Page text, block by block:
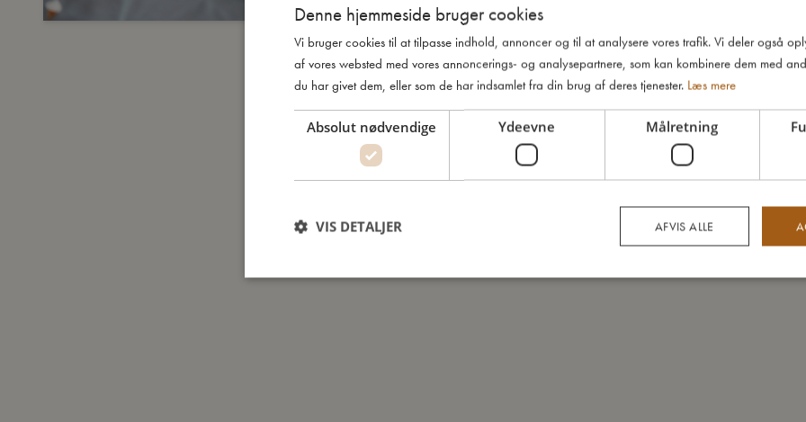
Denne hjemmeside bruger cookies
Vi bruger cookies til at tilpasse indhold, annoncer og til at analysere vores trafik. Vi deler også
af vores websted med vores annoncerings- og analysepartnere, som kan kombinere dem med
du har givet dem, eller som de har indsamlet fra din brug af deres tjenester. Læs mere
Absolut nødvendige Ydeevne Målretning
AFVIS ALLE
VIS DETALJER